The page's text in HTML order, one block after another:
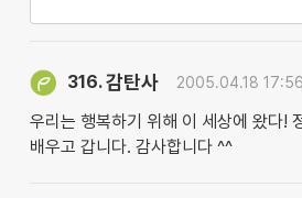
316.감탄사 2005.04.18 17:56
우리는 행복하기 위해 이 세상에 왔다!
배우고 갑니다. 감사합니다 ^^